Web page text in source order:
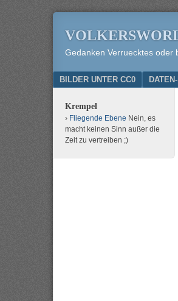
Gedanken Verruecktes oder
Menu
SKIP TO CONTENT
BILDER UNTER CC0
Krempel
Fliegende Ebene Nein, es
macht keinen Sinn außer die
Zeit zu vertreiben ;)